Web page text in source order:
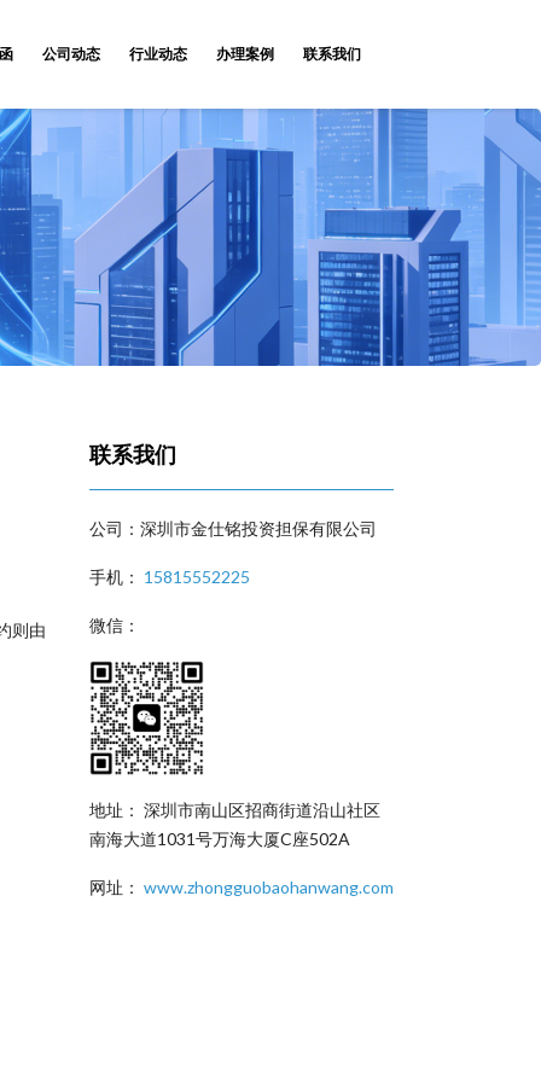
公司动态 行业动态 办理案例 联系我们
则由
联系我们
公司：深圳市金仕铭投资担保有限公司
手机： 15815552225
微信：
地址： 深圳市南山区招商街道沿山社区
南海大道1031号万海大厦C座502A
网址： www.zhongguobaohanwang.com